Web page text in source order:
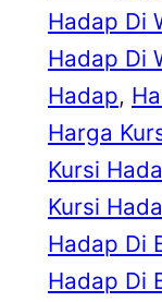
Hadap Di
Hadap Di
Hadap,
Harga
Kursi
Kursi
Hadap Di
Hadap Di